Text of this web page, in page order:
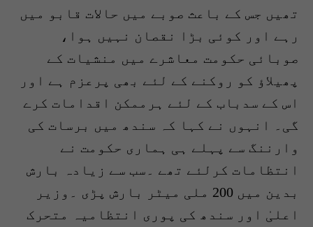
تھیں جس کے باعث صوبے میں حالات قابو میں
رہے اور کوئی بڑا نقصان نہیں ہوا،
صوبائی حکومت معاشرے میں منشیات کے
پھیلاﺅ کو روکنے کے لئے بھی پرعزم ہے اور
اس کے سدباب کے لئے ہرممکن اقدامات کرے
گی۔ انہوں نے کہا کہ سندھ میں برسات کی
وارننگ سے پہلے ہی ہماری حکومت نے
انتظامات کرلئے تھے ۔سب سے زیادہ بارش
بدین میں 200 ملی میٹر بارش پڑی ۔وزیر
اعلیٰ اور سندھ کی پوری انتظامیہ متحرک